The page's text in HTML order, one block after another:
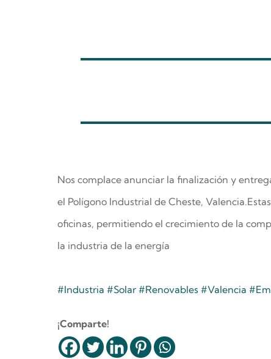
Nos complace anunciar la finalización y
el Polígono Industrial de Cheste,
oficinas, permitiendo el crecimiento de la
la industria de la energía
#Industria #Solar #Renovables #Valencia
¡Comparte!